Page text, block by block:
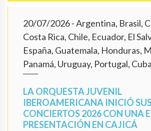
20/07/2026- Argentina, Brasil,
Costa Rica, Chile, Ecuador, El
España, Guatemala, Honduras,
Panamá, Uruguay, Portugal, Cuba
LA ORQUESTA JUVENIL
IBEROAMERICANA INICIÓ
CONCIERTOS 2026 CON UNA
PRESENTACIÓN EN CAJICÁ